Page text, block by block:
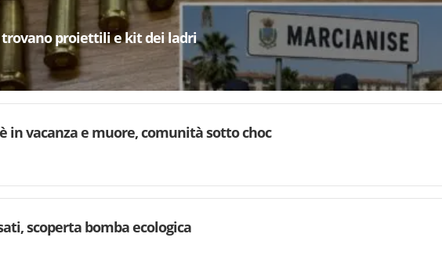
trovano proiettili e kit dei ladri
in vacanza e muore, comunità sotto choc
scoperta bomba ecologica